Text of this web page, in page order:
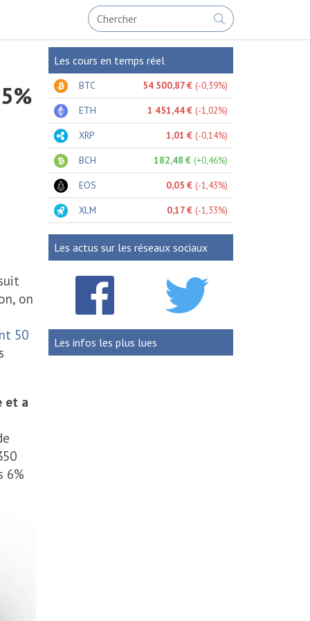
on
50
et a
6%
Les cours en temps réel
54 500,87 €(-0,39%)
BTC
1 451,44 €(-1,02%)
ETH
1,01 €(-0,14%)
XRP
182,48 €(+0,46%)
BCH
0,05 €(-1,43%)
EOS
0,17 €(-1,33%)
XLM
Les actus sur les réseaux sociaux
Les infos les plus lues